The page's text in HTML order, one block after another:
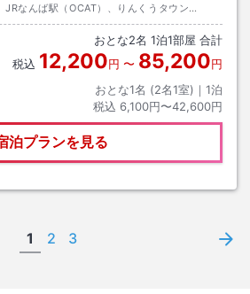
JRなんば駅（OCAT）、りんくうタウン
崎 3時間30分 新湯崎バス停から徒歩
おとな2名 1泊1部屋 合計
税込 12,200円 〜 85,200円
おとな1名 (2名1室)｜ 1泊
税込 6,100円〜42,600円
泊プランを見る
1 2 3